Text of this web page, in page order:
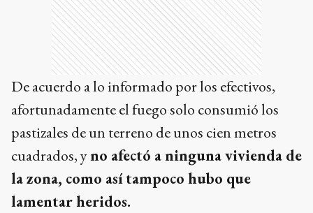
De acuerdo a lo informado por los efectivos,
afortunadamente el fuego solo consumió los
pastizales de un terreno de unos cien metros
cuadrados, yno afectó a ninguna vivienda de
la zona, como así tampoco hubo que
lamentar heridos.